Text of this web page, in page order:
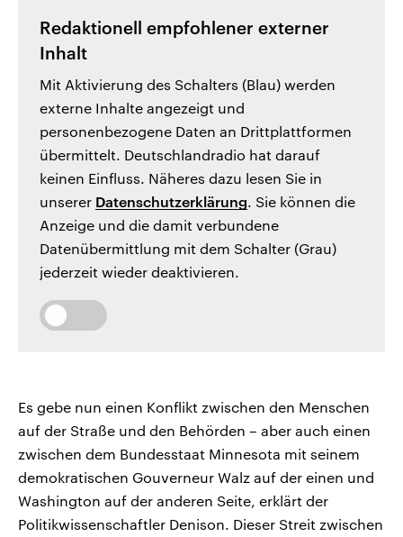
Redaktionell empfohlener externer
Inhalt
Mit Aktivierung des Schalters (Blau) werden
externe Inhalte angezeigt und
personenbezogene Daten an Drittplattformen
übermittelt. Deutschlandradio hat darauf
keinen Einfluss. Näheres dazu lesen Sie in
unserer Datenschutzerklärung. Sie können die
Anzeige und die damit verbundene
Datenübermittlung mit dem Schalter (Grau)
jederzeit wieder deaktivieren.
Es gebe nun einen Konflikt zwischen den Menschen
auf der Straße und den Behörden – aber auch einen
zwischen dem Bundesstaat Minnesota mit seinem
demokratischen Gouverneur Walz auf der einen und
Washington auf der anderen Seite, erklärt der
Politikwissenschaftler Denison. Dieser Streit zwischen